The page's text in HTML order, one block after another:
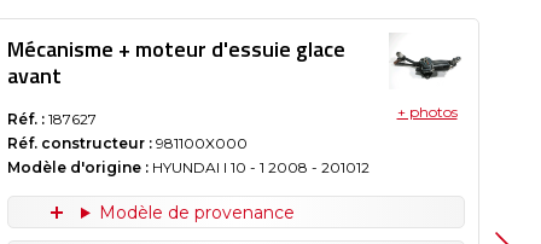
Mécanisme + moteur d'essuie glace
avant
Réf. : 187627
Réf. constructeur : 981100X000
Modèle d'origine : HYUNDAI I 10 - 1 2008 - 201012
+ photos
Modèle de provenance